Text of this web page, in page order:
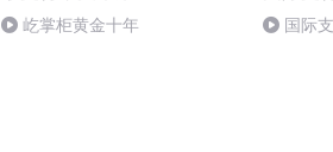
屹掌柜黄金十年 国际